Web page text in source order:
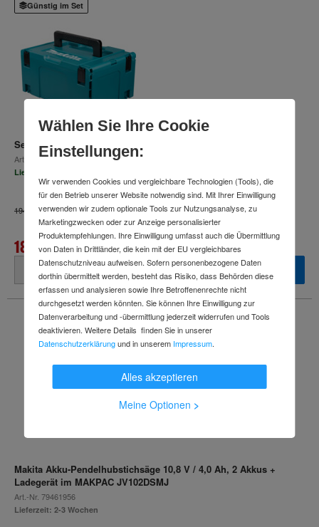
Günstig im Set
Set Makita Pendelhubstichsäge 18V + MAKPAC Gr. 3 Koffer
Art.-Nr.b88289367
Lieferzeit: 2-3 Arbeitstage
194,98 € im Vergleich zu Einzelpreisen
185,23 €
inkl. MwSt.
Makita Akku-Pendelhubstichsäge 10,8 V / 4,0 Ah, 2 Akkus +
Ladegerät im MAKPAC JV102DSMJ
Art.-Nr. 79461956
Lieferzeit: 2-3 Wochen
Wählen Sie Ihre Cookie
Einstellungen:
Wir verwenden Cookies und vergleichbare Technologien (Tools), die
für den Betrieb unserer Website notwendig sind. Mit Ihrer Einwilligung
verwenden wir zudem optionale Tools zur Nutzungsanalyse, zu
Marketingzwecken oder zur Anzeige personalisierter
Produktempfehlungen. Ihre Einwilligung umfasst auch die Übermittlung
von Daten in Drittländer, die kein mit der EU vergleichbares
Datenschutzniveau aufweisen. Sofern personenbezogene Daten
dorthin übermittelt werden, besteht das Risiko, dass Behörden diese
erfassen und analysieren sowie Ihre Betroffenenrechte nicht
durchgesetzt werden könnten. Sie können Ihre Einwilligung zur
Datenverarbeitung und -übermittlung jederzeit widerrufen und Tools
deaktivieren. Weitere Details finden Sie in unserer
Datenschutzerklärungund in unserem Impressum.
Alles akzeptieren
Meine Optionen >